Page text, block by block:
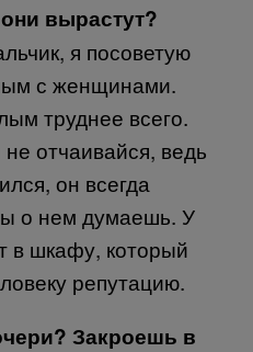
вырастут?
я посоветую
с женщинами.
труднее всего.
отчаивайся, ведь
он всегда
о нем думаешь. У
в шкафу, который
репутацию.
Закроешь в